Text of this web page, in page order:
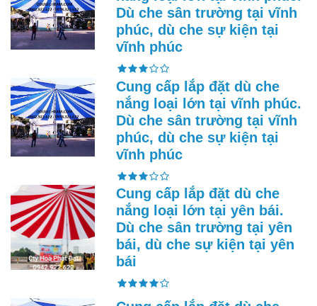
Dù che sân trường tại vĩnh
phúc, dù che sự kiện tại
vĩnh phúc
Cung cấp lắp đặt dù che
nắng loại lớn tại vĩnh phúc.
Dù che sân trường tại vĩnh
phúc, dù che sự kiện tại
vĩnh phúc
Cung cấp lắp đặt dù che
nắng loại lớn tại yên bái.
Dù che sân trường tại yên
bái, dù che sự kiện tại yên
bái